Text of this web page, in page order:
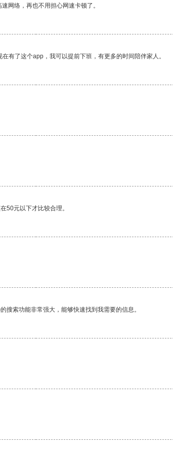
网络，再也不用担心网速卡顿了。
有了这个app，我可以提前下班，有更多的时间陪伴家人。
50元以下才比较合理。
索功能非常强大，能够快速找到我需要的信息。